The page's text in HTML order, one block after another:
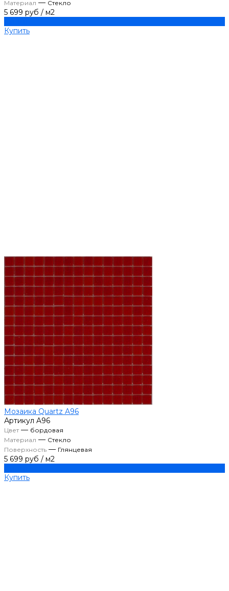
Материал — Стекло
5 699 руб / м2
Купить
Мозаика Quartz A96
Артикул A96
Цвет— бордовая
Материал — Стекло
Поверхность — Глянцевая
5 699 руб / м2
Купить